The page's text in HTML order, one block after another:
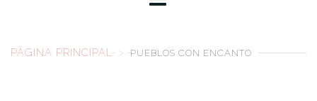
PÁGINA PRINCIPAL > PUEBLOS CON ENCANTO